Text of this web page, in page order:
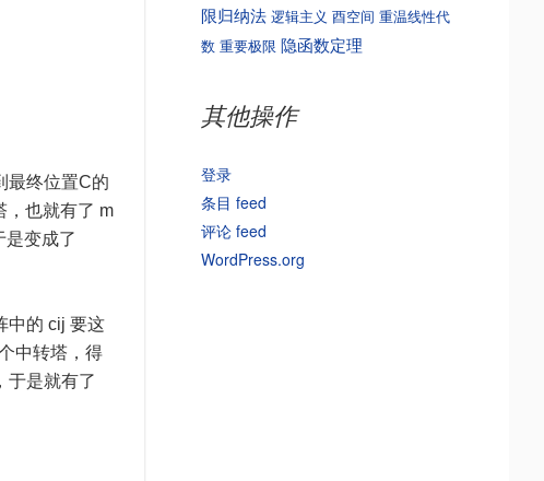
最终位置C的
，也就有了 m
变成了
中的 cij 要这
中转塔，得
于是就有了
限归纳法 逻辑主义 酉空间 重温线性代
数 重要极限 隐函数定理
其他操作
登录
条目 feed
评论 feed
WordPress.org